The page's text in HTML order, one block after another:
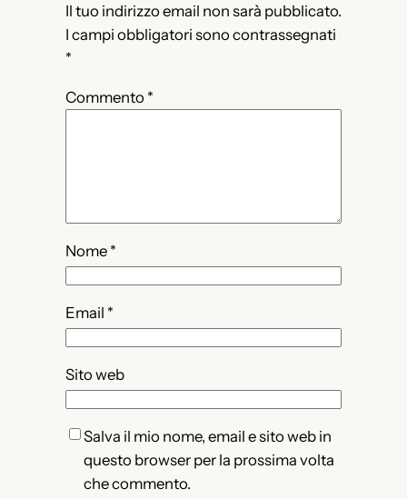
Il tuo indirizzo email non sarà pubblicato.
I campi obbligatori sono contrassegnati
*
Commento *
Nome *
Email *
Sito web
Salva il mio nome, email e sito web in
questo browser per la prossima volta
che commento.